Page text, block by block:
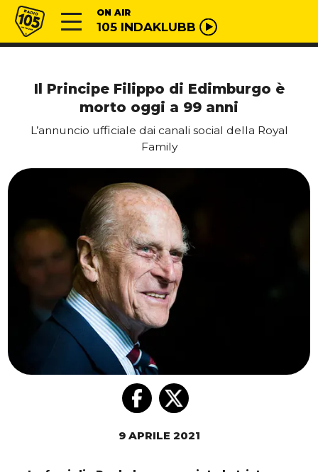
Vai al contenuto
Radio 105 ON AIR
105 INDAKLUBB
Il Principe Filippo di Edimburgo è
morto oggi a 99 anni
L’annuncio ufficiale dai canali social della Royal
Family
9 APRILE 2021